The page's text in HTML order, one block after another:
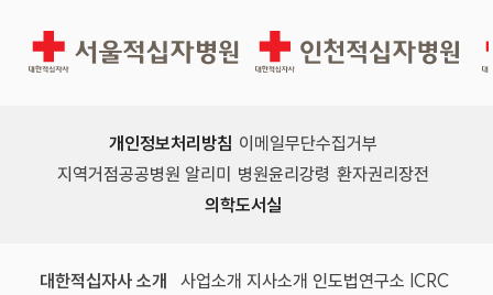
서울적십자병원 인천적십자병원
개인정보처리방침 이메일무단수집거부
지역거점공공병원 알리미 병원윤리강령 환자권리장전
의학도서실
대한적십자사 소개 (새 창)
사업소개 (새 창)
지사소개 (새 창)
인도법연구소 (새 창)
ICRC(국제